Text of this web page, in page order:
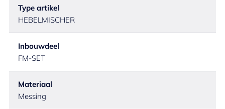
Type artikel
HEBELMISCHER
Inbouwdeel
FM-SET
Materiaal
Messing